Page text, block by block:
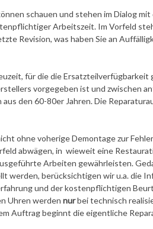
schauen und stehen im Dialog
Arbeitszeit. Im Vorfeld
Revision, was haben Sie an
für die die Ersatzteilverfügbarkeit
vorgegeben ist und zwischen
den 60-80er Jahren. Die
ohne voherige Demontage zur
abwägen, in wieweit eine
Arbeiten gewährleisten.
werden, berücksichtigen wir u.a. die
und der kostenpflichtigen
Uhren werden nurbei technisch
Auftrag beginnt die eigentliche